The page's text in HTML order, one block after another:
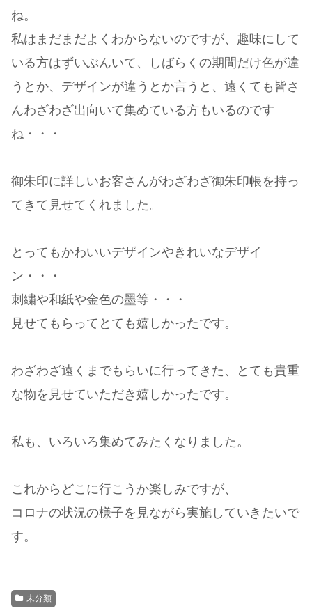
ね。
私はまだまだよくわからないのですが、趣味にして
いる方はずいぶんいて、しばらくの期間だけ色が違
うとか、デザインが違うとか言うと、遠くても皆さ
んわざわざ出向いて集めている方もいるのです
ね・・・
御朱印に詳しいお客さんがわざわざ御朱印帳を持っ
てきて見せてくれました。
とってもかわいいデザインやきれいなデザイ
ン・・・
刺繍や和紙や金色の墨等・・・
見せてもらってとても嬉しかったです。
わざわざ遠くまでもらいに行ってきた、とても貴重
な物を見せていただき嬉しかったです。
私も、いろいろ集めてみたくなりました。
これからどこに行こうか楽しみですが、
コロナの状況の様子を見ながら実施していきたいで
す。
未分類